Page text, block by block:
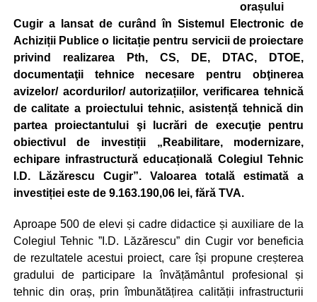
orașului
Cugir a lansat de curând în Sistemul Electronic de
Achiziții Publice o licitație pentru servicii de proiectare
privind realizarea Pth, CS, DE, DTAC, DTOE,
documentaţii tehnice necesare pentru obţinerea
avizelor/ acordurilor/ autorizațiilor, verificarea tehnică
de calitate a proiectului tehnic, asistență tehnică din
partea proiectantului şi lucrări de execuţie pentru
obiectivul de investiții „Reabilitare, modernizare,
echipare infrastructură educațională Colegiul Tehnic
I.D. Lăzărescu Cugir”. Valoarea totală estimată a
investiției este de 9.163.190,06 lei, fără TVA.
Aproape 500 de elevi și cadre didactice și auxiliare de la
Colegiul Tehnic ”I.D. Lăzărescu” din Cugir vor beneficia
de rezultatele acestui proiect, care își propune creșterea
gradului de participare la învățământul profesional și
tehnic din oraș, prin îmbunătățirea calității infrastructurii